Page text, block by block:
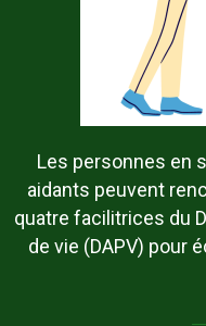
Les personnes en
aidants peuvent
quatre facilitrices du
de vie (DAPV) pour